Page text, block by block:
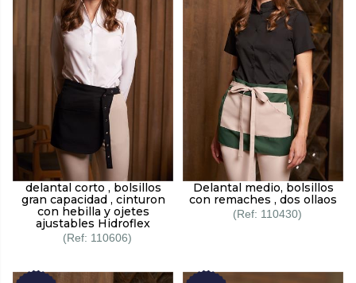
delantal corto , bolsillos
gran capacidad , cinturon
con hebilla y ojetes
ajustables Hidroflex
110606
Delantal medio, bolsillos
con remaches , dos ollaos
110430